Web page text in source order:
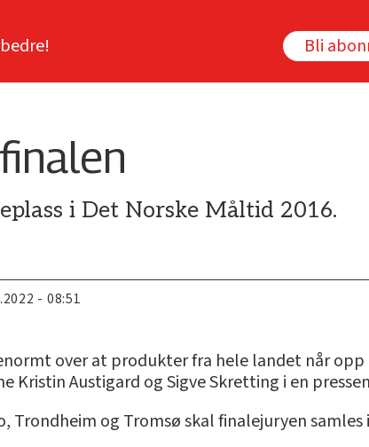
Bli
i Det Norske Måltid 2016.
- 08:51
over at produkter fra hele landet når
Kristin Austigard og Sigve Skretting i en
Trondheim og Tromsø skal finalejuryen samles